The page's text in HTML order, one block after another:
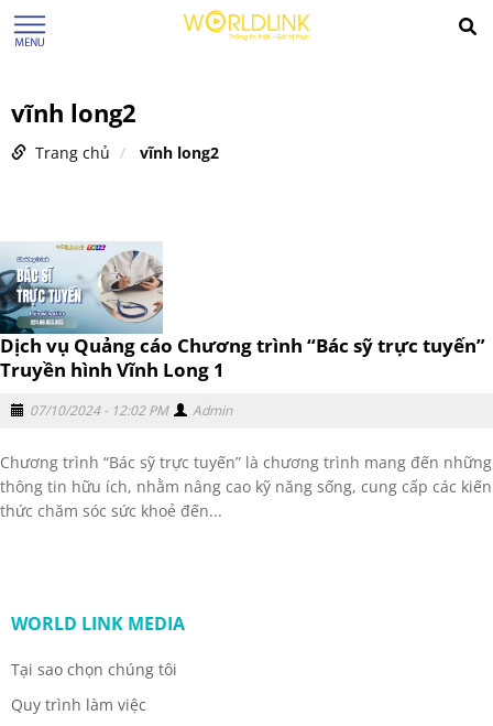
vĩnh long2
Trang chủ vĩnh long2
Dịch vụ Quảng cáo Chương trình “Bác sỹ trực tuyến”
Truyền hình Vĩnh Long 1
07/10/2024 - 12:02 PM Admin
Chương trình “Bác sỹ trực tuyến” là chương trình mang đến những
thông tin hữu ích, nhằm nâng cao kỹ năng sống, cung cấp các kiến
thức chăm sóc sức khoẻ đến...
WORLD LINK MEDIA
Tại sao chọn chúng tôi
Quy trình làm việc